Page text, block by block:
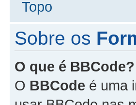
Topo
Sobre os
O que é BBCode?
O BBCode é uma